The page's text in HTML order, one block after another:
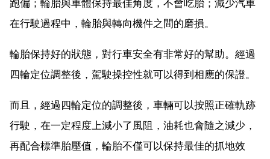
跑偏；輪胎與車體保持最佳角度，不會吃胎；減少汽車
在行駛過程中，輪胎與轉向機件之間的磨損。
輪胎保持好的狀態，對行車安全有非常好的幫助。經過
四輪定位調整後，駕駛操控性就可以得到相應的保證。
而且，經過四輪定位的調整後，車輛可以按照正確軌跡
行駛，在一定程度上減小了風阻，油耗也會隨之減少，
再配合標準胎壓值，輪胎不僅可以保持最佳的抓地效